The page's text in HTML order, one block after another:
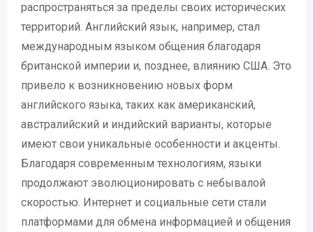
распространяться за пределы своих исторических
территорий. Английский язык, например, стал
международным языком общения благодаря
британской империи и, позднее, влиянию США. Это
привело к возникновению новых форм
английского языка, таких как американский,
австралийский и индийский варианты, которые
имеют свои уникальные особенности и акценты.
Благодаря современным технологиям, языки
продолжают эволюционировать с небывалой
скоростью. Интернет и социальные сети стали
платформами для обмена информацией и общения